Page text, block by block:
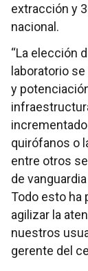
extracción y
nacional.
“La elección
laboratorio
y
quirófanos o
entre otros
de
Todo esto ha
agilizar la
nuestros
gerente del